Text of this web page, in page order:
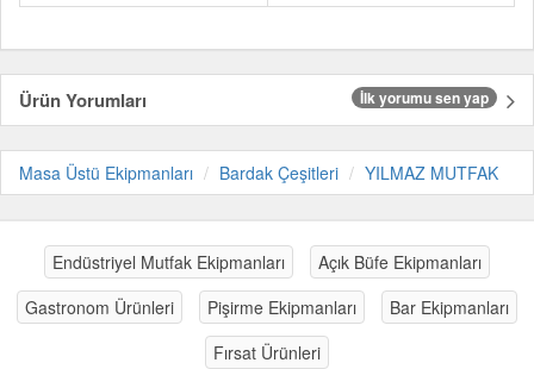
Ürün Yorumları İlk yorumu sen yap
Masa Üstü Ekipmanları Bardak Çeşitleri YILMAZ MUTFAK
Endüstriyel Mutfak Ekipmanları
Açık Büfe Ekipmanları
Gastronom Ürünleri
Pişirme Ekipmanları
Bar Ekipmanları
Fırsat Ürünleri